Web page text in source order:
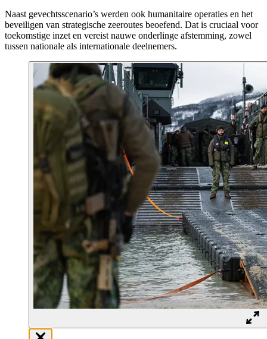
Naast gevechtsscenario’s werden ook humanitaire operaties en het
beveiligen van strategische zeeroutes beoefend. Dat is cruciaal voor
toekomstige inzet en vereist nauwe onderlinge afstemming, zowel
tussen nationale als internationale deelnemers.